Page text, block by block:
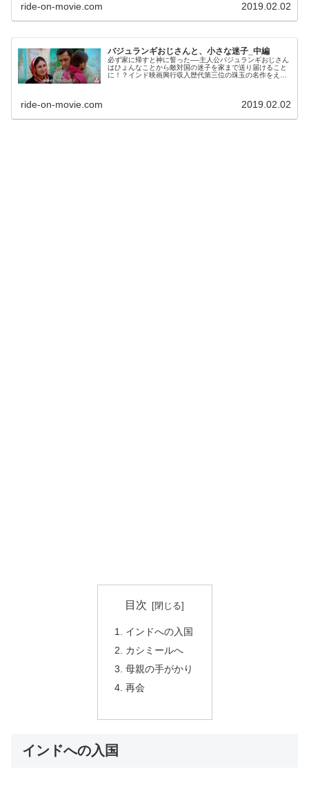
ride-on-movie.com 2019.02.02
バジュランギおじさんと、小さな迷子_中編
必ず家に帰すと神に誓った—-主人公バジュランギおじさん
はひょんなことから敵対国の迷子を家まで送り届けること
に！？インド映画興行収入歴代第三位の珠玉の名作をえい
ride-on-movie.com 2019.02.02
目次
インドへの入国
カシミールへ
母親の手がかり
再会
インドへの入国